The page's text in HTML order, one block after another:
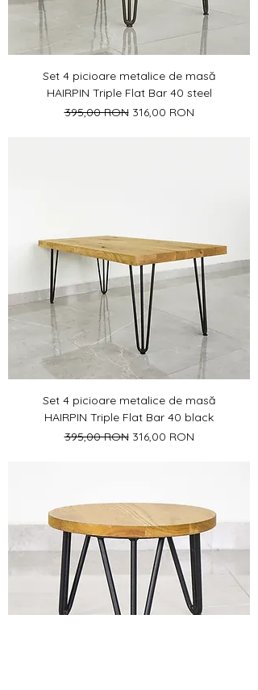
Set 4 picioare metalice de masă
HAIRPIN Triple Flat Bar 40 steel
Preț normal
395,00 RON Preț redus
316,00 RON
Set 4 picioare metalice de masă
HAIRPIN Triple Flat Bar 40 black
Preț normal
395,00 RON Preț redus
316,00 RON